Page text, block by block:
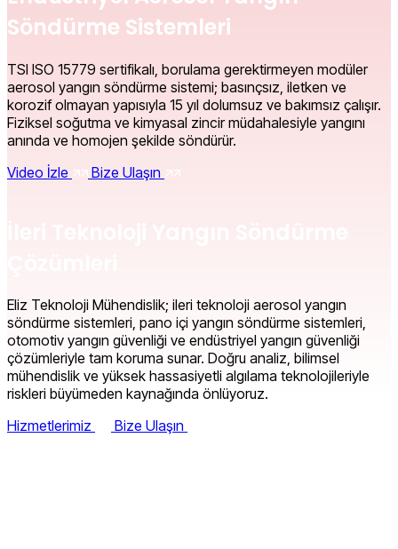
Söndürme Sistemleri
TSI ISO 15779 sertifikalı, borulama gerektirmeyen modüler
aerosol yangın söndürme sistemi; basınçsız, iletken ve
korozif olmayan yapısıyla 15 yıl dolumsuz ve bakımsız çalışır.
Fiziksel soğutma ve kimyasal zincir müdahalesiyle yangını
anında ve homojen şekilde söndürür.
Video İzle
Bize Ulaşın
Eliz Teknoloji Mühendislik; ileri teknoloji aerosol yangın
söndürme sistemleri, pano içi yangın söndürme sistemleri,
otomotiv yangın güvenliği ve endüstriyel yangın güvenliği
çözümleriyle tam koruma sunar. Doğru analiz, bilimsel
mühendislik ve yüksek hassasiyetli algılama teknolojileriyle
riskleri büyümeden kaynağında önlüyoruz.
Hizmetlerimiz
Bize Ulaşın